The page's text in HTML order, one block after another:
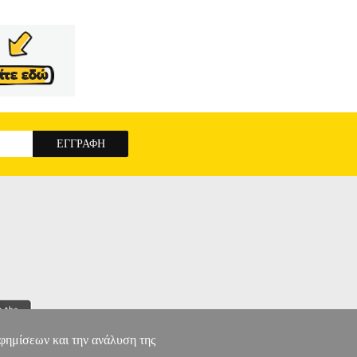
και την ανάλυση της